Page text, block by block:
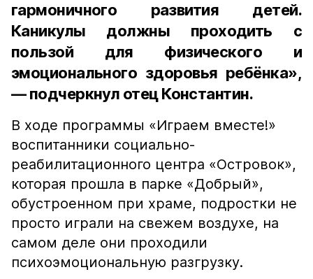
гармоничного развития детей.
Каникулы должны проходить с
пользой для физического и
эмоционального здоровья ребёнка»,
— подчеркнул отец Константин.
В ходе программы «Играем вместе!»
воспитанники социально-
реабилитационного центра «Островок»,
которая прошла в парке «Добрый»,
обустроенном при храме, подростки не
просто играли на свежем воздухе, на
самом деле они проходили
психоэмоциональную разгрузку.